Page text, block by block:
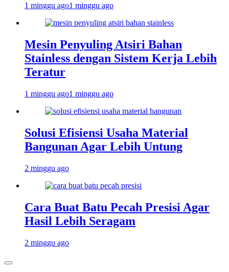
1 minggu ago1 minggu ago
Mesin Penyuling Atsiri Bahan
Stainless dengan Sistem Kerja Lebih
Teratur
1 minggu ago1 minggu ago
Solusi Efisiensi Usaha Material
Bangunan Agar Lebih Untung
2 minggu ago
Cara Buat Batu Pecah Presisi Agar
Hasil Lebih Seragam
2 minggu ago